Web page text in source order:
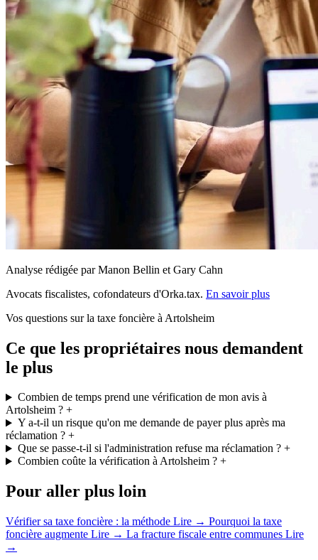
Analyse rédigée par Manon Bellin et Gary Cahn
Avocats fiscalistes, cofondateurs d'Orka.tax. En savoir plus
Vos questions sur la taxe foncière à Artolsheim
Ce que les propriétaires nous demandent
le plus
Combien de temps prend une vérification de mon avis à
Artolsheim ? +
Y a-t-il un risque qu'on me demande de payer plus après ma
réclamation ? +
Que se passe-t-il si l'administration refuse ma réclamation ?+
Combien coûte la vérification à Artolsheim ?+
Pour aller plus loin
Vérifier sa taxe foncière : la méthode Lire → Pourquoi la taxe
foncière augmente Lire → La fracture fiscale entre communes Lire
→